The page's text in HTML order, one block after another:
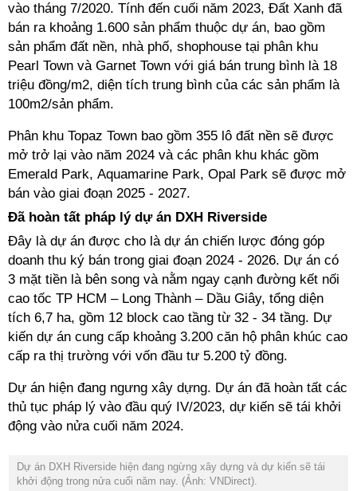
vào tháng 7/2020. Tính đến cuối năm 2023, Đất Xanh đã
bán ra khoảng 1.600 sản phẩm thuộc dự án, bao gồm
sản phẩm đất nền, nhà phố, shophouse tại phân khu
Pearl Town và Garnet Town với giá bán trung bình là 18
triệu đồng/m2, diện tích trung bình của các sản phẩm là
100m2/sản phẩm.
Phân khu Topaz Town bao gồm 355 lô đất nền sẽ được
mở trở lại vào năm 2024 và các phân khu khác gồm
Emerald Park, Aquamarine Park, Opal Park sẽ được mở
bán vào giai đoạn 2025 - 2027.
Đã hoàn tất pháp lý dự án DXH Riverside
Đây là dự án được cho là dự án chiến lược đóng góp
doanh thu ký bán trong giai đoạn 2024 - 2026. Dự án có
3 mặt tiền là bên song và nằm ngay cạnh đường kết nối
cao tốc TP HCM – Long Thành – Dầu Giây, tổng diện
tích 6,7 ha, gồm 12 block cao tầng từ 32 - 34 tầng. Dự
kiến dự án cung cấp khoảng 3.200 căn hộ phân khúc cao
cấp ra thị trường với vốn đầu tư 5.200 tỷ đồng.
Dự án hiện đang ngưng xây dựng. Dự án đã hoàn tất các
thủ tục pháp lý vào đầu quý IV/2023, dự kiến sẽ tái khởi
động vào nửa cuối năm 2024.
Dự án DXH Riverside hiện đang ngừng xây dựng và dự kiến sẽ tái
khởi động trong nửa cuối năm nay. (Ảnh: VNDirect).